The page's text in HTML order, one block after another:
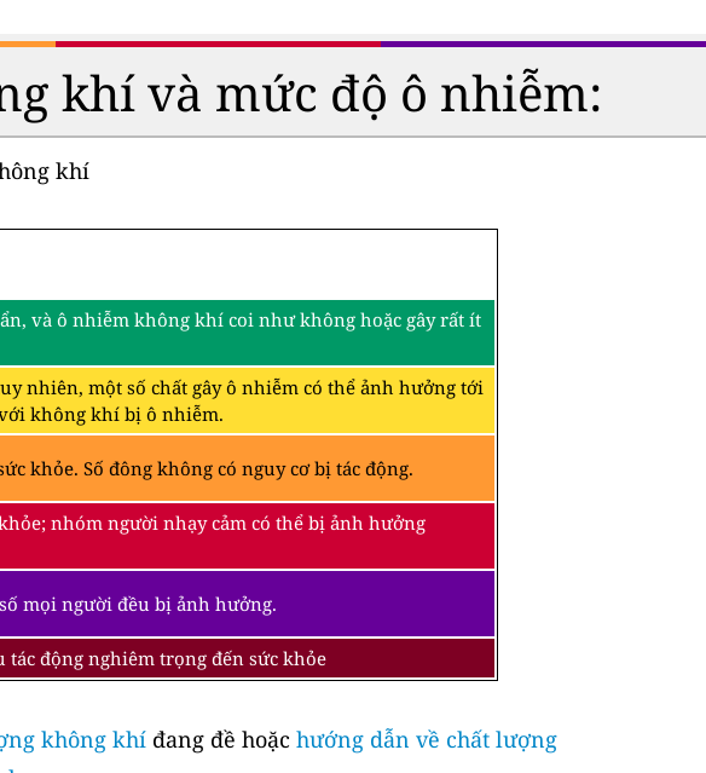
khí và mức độ ô nhiễm:
khí
và ô nhiễm không khí coi như không hoặc gây rất ít
nhiên, một số chất gây ô nhiễm có thể ảnh hưởng tới
không khí bị ô nhiễm.
khỏe. Số đông không có nguy cơ bị tác động.
nhóm người nhạy cảm có thể bị ảnh hưởng
mọi người đều bị ảnh hưởng.
tác động nghiêm trọng đến sức khỏe
không khí đang đề hoặc hướng dẫn về chất lượng